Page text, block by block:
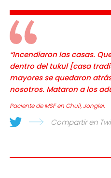
“Incendiaron las casas.
dentro del tukul [casa
mayores se quedaron
nosotros. Mataron a los
Paciente de MSF en Chuil, Jonglei.
Compartir en